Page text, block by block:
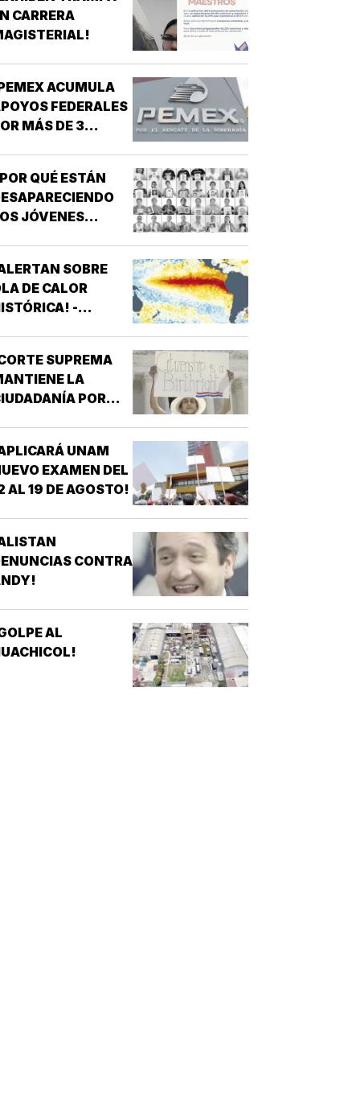
CARRERA
ACUMULA
FEDERALES
MÁS DE 3
QUÉ ESTÁN
JÓVENES
SOBRE
DE CALOR
-
SUPREMA
LA
POR
UNAM
EXAMEN DEL
AL 19 DE AGOSTO!
CONTRA
AL